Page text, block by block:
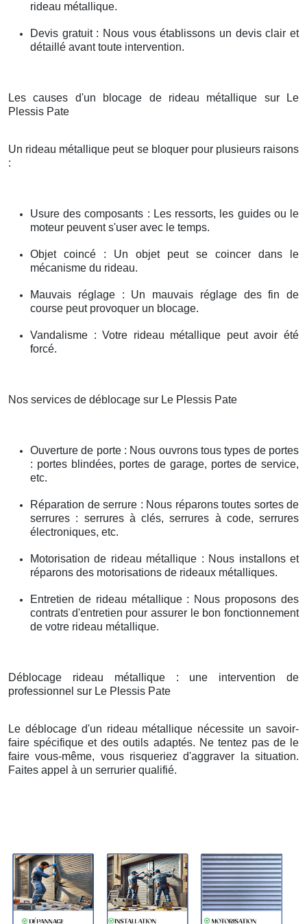
rideau métallique.
Devis gratuit : Nous vous établissons un devis clair et
détaillé avant toute intervention.
Les causes d'un blocage de rideau métallique sur Le
Plessis Pate
Un rideau métallique peut se bloquer pour plusieurs raisons
:
Usure des composants : Les ressorts, les guides ou le
moteur peuvent s'user avec le temps.
Objet coincé : Un objet peut se coincer dans le
mécanisme du rideau.
Mauvais réglage : Un mauvais réglage des fin de
course peut provoquer un blocage.
Vandalisme : Votre rideau métallique peut avoir été
forcé.
Nos services de déblocage sur Le Plessis Pate
Ouverture de porte : Nous ouvrons tous types de portes
: portes blindées, portes de garage, portes de service,
etc.
Réparation de serrure : Nous réparons toutes sortes de
serrures : serrures à clés, serrures à code, serrures
électroniques, etc.
Motorisation de rideau métallique : Nous installons et
réparons des motorisations de rideaux métalliques.
Entretien de rideau métallique : Nous proposons des
contrats d'entretien pour assurer le bon fonctionnement
de votre rideau métallique.
Déblocage rideau métallique : une intervention de
professionnel sur Le Plessis Pate
Le déblocage d'un rideau métallique nécessite un savoir-
faire spécifique et des outils adaptés. Ne tentez pas de le
faire vous-même, vous risqueriez d'aggraver la situation.
Faites appel à un serrurier qualifié.